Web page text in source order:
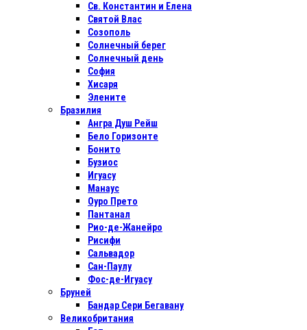
Св. Константин и Елена
Святой Влас
Созополь
Солнечный берег
Солнечный день
София
Хисаря
Элените
Бразилия
Ангра Душ Рейш
Бело Горизонте
Бонито
Бузиос
Игуасу
Манаус
Оуро Прето
Пантанал
Рио-де-Жанейро
Рисифи
Сальвадор
Сан-Паулу
Фос-де-Игуасу
Бруней
Бандар Сери Бегавану
Великобритания